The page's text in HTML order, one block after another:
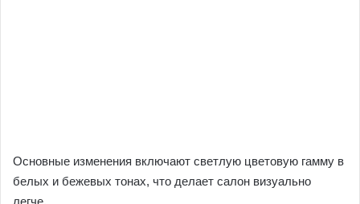
Основные изменения включают светлую цветовую гамму в
белых и бежевых тонах, что делает салон визуально